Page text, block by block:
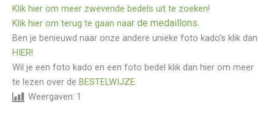
Klik hier om meer zwevende bedels uit te zoeken!
Klik hier om terug te gaan naar de medaillons.
Ben je benieuwd naar onze andere unieke foto kado’s klik dan
HIER!
Wil je een foto kado en een foto bedel klik dan hier om meer
te lezen over de BESTELWIJZE.
Weergaven: 1